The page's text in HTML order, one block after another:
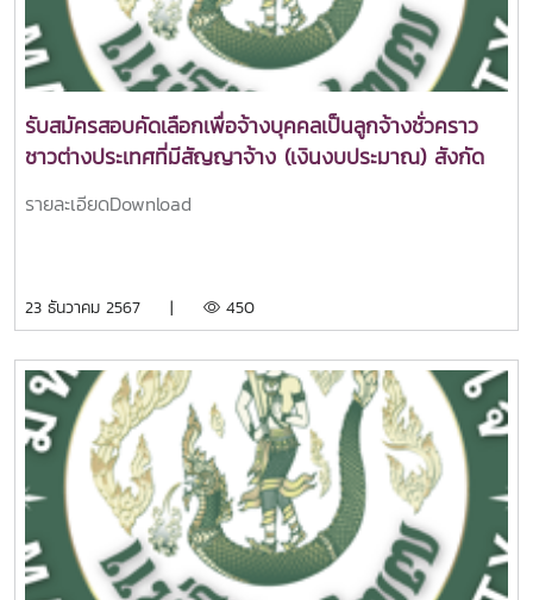
รับสมัครสอบคัดเลือกเพื่อจ้างบุคคลเป็นลูกจ้างชั่วคราว
ชาวต่างประเทศที่มีสัญญาจ้าง (เงินงบประมาณ) สังกัด
คณะศิลปศาสตร์ 1 อัตรา
รายละเอียดDownload
23 ธันวาคม 2567 | 450